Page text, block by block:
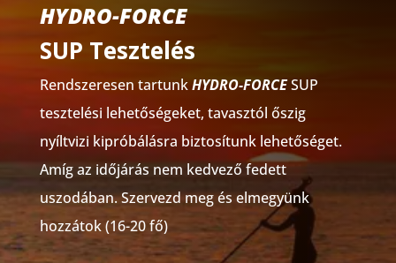
HYDRO-FORCE
SUP Tesztelés
Rendszeresen tartunkHYDRO-FORCESUP
tesztelési lehetőségeket, tavasztól őszig
nyíltvizi kipróbálásra biztosítunk lehetőséget.
Amíg az időjárás nem kedvező fedett
uszodában. Szervezd meg és elmegyünk
hozzátok (16-20 fő)